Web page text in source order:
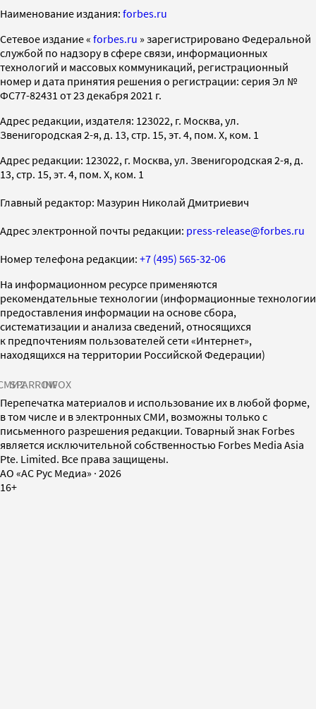
Наименование издания: forbes.ru
Cетевое издание « forbes.ru » зарегистрировано Федеральной
службой по надзору в сфере связи, информационных
технологий и массовых коммуникаций, регистрационный
номер и дата принятия решения о регистрации: серия Эл №
ФС77-82431 от 23 декабря 2021 г.
Адрес редакции, издателя: 123022, г. Москва, ул.
Звенигородская 2-я, д. 13, стр. 15, эт. 4, пом. X, ком. 1
Адрес редакции: 123022, г. Москва, ул. Звенигородская 2-я, д.
13, стр. 15, эт. 4, пом. X, ком. 1
Главный редактор: Мазурин Николай Дмитриевич
Адрес электронной почты редакции: press-release@forbes.ru
Номер телефона редакции: +7 (495) 565-32-06
На информационном ресурсе применяются
рекомендательные технологии (информационные технологии
предоставления информации на основе сбора,
систематизации и анализа сведений, относящихся
к предпочтениям пользователей сети «Интернет»,
находящихся на территории Российской Федерации)
SPARROWINFOX
Перепечатка материалов и использование их в любой форме,
в том числе и в электронных СМИ, возможны только с
письменного разрешения редакции. Товарный знак Forbes
является исключительной собственностью Forbes Media Asia
Pte. Limited. Все права защищены.
AO «АС Рус Медиа» · 2026
16+